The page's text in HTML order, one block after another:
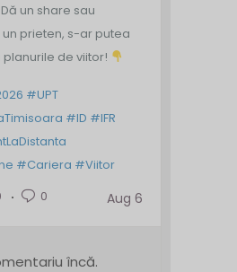
un share sau
prieten, s-ar putea
de viitor!
#UPT
#ID #IFR
#Cariera #Viitor
0 Aug 6
încă.